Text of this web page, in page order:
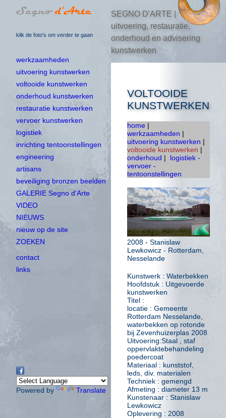
klik de foto's om verder te gaan
SEGNO D'ARTE |
uitvoering, restauratie,
onderhoud en advisering
kunstwerken
werkzaamheden
uitvoering kunstwerken
voltooide kunstwerken
onderhoud kunstwerken
restauratie kunstwerken
vervoer kunstwerken
logistiek
inrichting tentoonstellingen
engineering
artisans
beveiliging bronzen beelden
GALERIE Segno d'Arte
VIDEO
NIEUWS
nieuw op de site
ZOEKEN
contact
links
Powered by Translate
VOLTOOIDE
KUNSTWERKEN
home |
werkzaamheden |
uitvoering kunstwerken |
voltooide kunstwerken |
onderhoud | logistiek -
vervoer -
tentoonstellingen
2008 - Stanislaw
Lewkowicz - Rotterdam,
Nesselande
Kunstwerk : Waterbekken
Hoofdstuk : Uitgevoerde
kunstwerken
Titel :
locatie : Gemeente
Rotterdam Nesselande,
waterbekken op rotonde
bij Zevenhuizerplas 2008
Uitvoering:Staal , staf
oppervlaktebehandeling
poedercoat
Materiaal : kunststof,
leds, div. materialen
Techniek : gemengd
Afmeting : diameter 13 m
Kunstenaar : Stanislaw
Lewkowicz
Oplevering : 2008